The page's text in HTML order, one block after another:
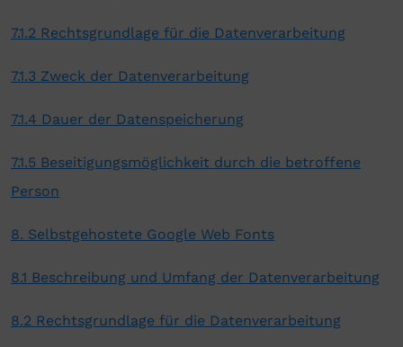
7.1.2 Rechtsgrundlage für die Datenverarbeitung
7.1.3 Zweck der Datenverarbeitung
7.1.4 Dauer der Datenspeicherung
7.1.5 Beseitigungsmöglichkeit durch die betroffene
Person
8. Selbstgehostete Google Web Fonts
8.1 Beschreibung und Umfang der Datenverarbeitung
8.2 Rechtsgrundlage für die Datenverarbeitung